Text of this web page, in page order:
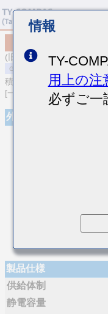
(旧品番
積層セラミックコンデンサ
[一般用 積層セラミックコ
外観
製品仕様
供給体制
静電容量
情報
TY-
用上の注
必ずご一